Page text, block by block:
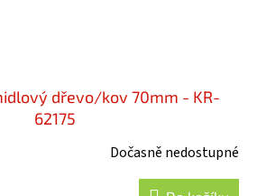
dřevo/kov 70mm - KR-
62175
Dočasně nedostupné